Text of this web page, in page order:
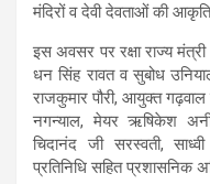
मंदिरों व देवी देवताओं की
इस अवसर पर रक्षा राज्य
धन सिंह रावत व सुबोध
राजकुमार पौरी, आयुक्त
नगन्याल, मेयर ऋषिकेश
चिदानंद जी सरस्वती,
प्रतिनिधि सहित प्रशासनिक